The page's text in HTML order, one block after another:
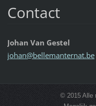
Contact
Johan Van Gestel
johan@bellemanternat.be
© 2015 Alle